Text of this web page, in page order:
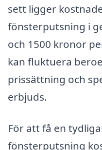
sett ligger
fönsterputsning i
och 1500 kronor
kan fluktuera
prissättning och
erbjuds.
För att få en
fönsterputsning